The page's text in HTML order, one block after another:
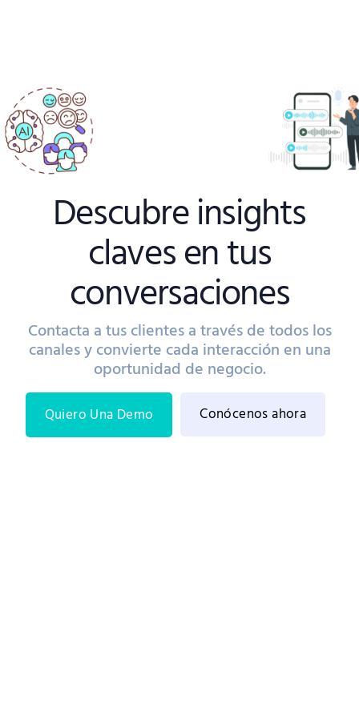
Descubre insights
claves en tus
conversaciones
Contacta a tus clientes a través de todos los
canales y convierte cada interacción en una
oportunidad de negocio.
Quiero Una Demo Conócenos ahora